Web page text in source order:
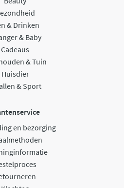
& Drinken
& Baby
Cadeaus
& Tuin
Huisdier
& Sport
en bezorging